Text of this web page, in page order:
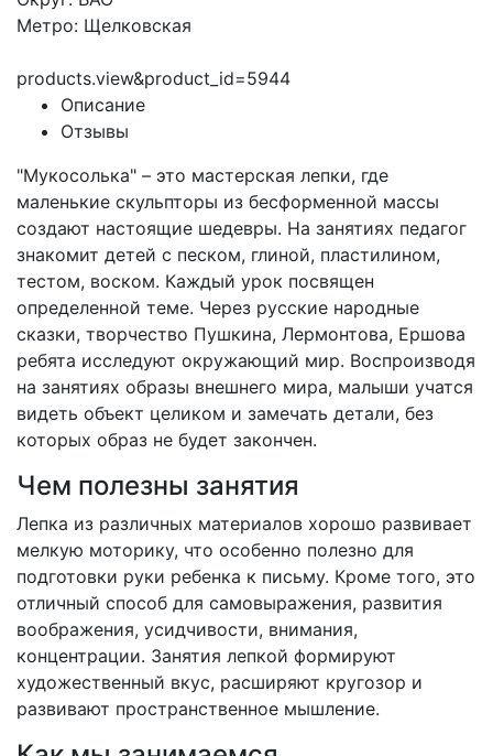
Метро: Щелковская
products.view&product_id=5944
Описание
Отзывы
"Мукосолька" – это мастерская лепки, где
маленькие скульпторы из бесформенной массы
создают настоящие шедевры. На занятиях педагог
знакомит детей с песком, глиной, пластилином,
тестом, воском. Каждый урок посвящен
определенной теме. Через русские народные
сказки, творчество Пушкина, Лермонтова, Ершова
ребята исследуют окружающий мир. Воспроизводя
на занятиях образы внешнего мира, малыши учатся
видеть объект целиком и замечать детали, без
которых образ не будет закончен.
Чем полезны занятия
Лепка из различных материалов хорошо развивает
мелкую моторику, что особенно полезно для
подготовки руки ребенка к письму. Кроме того, это
отличный способ для самовыражения, развития
воображения, усидчивости, внимания,
концентрации. Занятия лепкой формируют
художественный вкус, расширяют кругозор и
развивают пространственное мышление.